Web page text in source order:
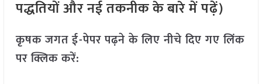
पद्धतियों और नई तकनीक के बारे में पढ़ें)
कृषक जगत ई-पेपर पढ़ने के लिए नीचे दिए गए लिंक
पर क्लिक करें: